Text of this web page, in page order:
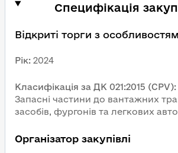
Специфікація
Відкриті торги з
Рік: 2024
Класифікація за ДК 021:2015 (CPV):
Запасні частини до вантажних
засобів, фургонів та легкових
Організатор закупівлі